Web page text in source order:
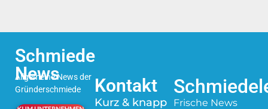
Schmiede
News
Allgemeine News der
Gründerschmiede
Kontakt
Kurz & knapp
Frische News